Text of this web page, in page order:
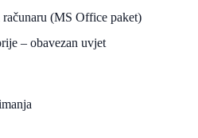
(MS Office paket)
– obavezan uvjet